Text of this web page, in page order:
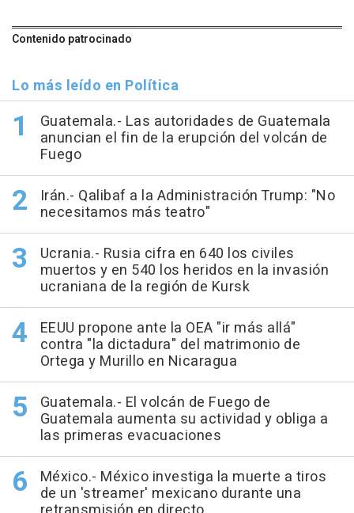
Contenido patrocinado
Lo más leído en Política
Guatemala.- Las autoridades de Guatemala
anuncian el fin de la erupción del volcán de
Fuego
Irán.- Qalibaf a la Administración Trump: "No
necesitamos más teatro"
Ucrania.- Rusia cifra en 640 los civiles
muertos y en 540 los heridos en la invasión
ucraniana de la región de Kursk
EEUU propone ante la OEA "ir más allá"
contra "la dictadura" del matrimonio de
Ortega y Murillo en Nicaragua
Guatemala.- El volcán de Fuego de
Guatemala aumenta su actividad y obliga a
las primeras evacuaciones
México.- México investiga la muerte a tiros
de un 'streamer' mexicano durante una